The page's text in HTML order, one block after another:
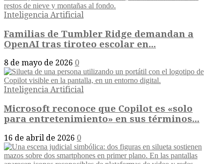
Inteligencia Artificial
Familias de Tumbler Ridge demandan a
OpenAI tras tiroteo escolar en...
8 de mayo de 2026 0
Inteligencia Artificial
Microsoft reconoce que Copilot es «solo
para entretenimiento» en sus términos...
16 de abril de 2026 0